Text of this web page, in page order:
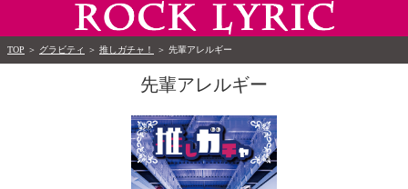
TOP ＞ グラビティ ＞ 推しガチャ！ ＞ 先輩アレルギー
先輩アレルギー